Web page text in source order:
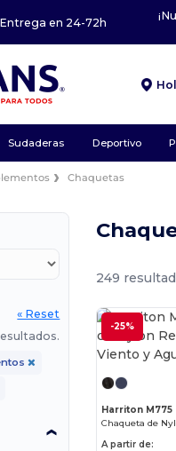
Entrega en 24-72h
Sudaderas Deportivo
Chaquetas
« Reset
249
-25%
Harriton M775
A partir de: